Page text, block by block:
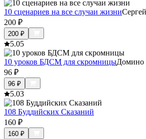
10 сценариев на все случаи жизни
200 ₽
200 ₽
5.05
10 уроков БДСМ для скромницыДомино
96 ₽
96 ₽
5.03
108 Буддийских Сказаний
160 ₽
160 ₽